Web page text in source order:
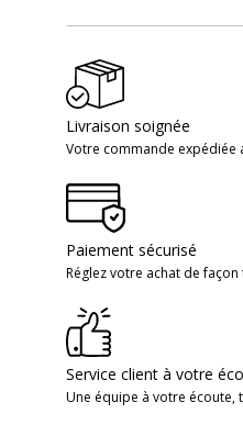
Livraison soignée
Votre commande expédiée
Paiement sécurisé
Réglez votre achat de
Service client à votre
Une équipe à votre